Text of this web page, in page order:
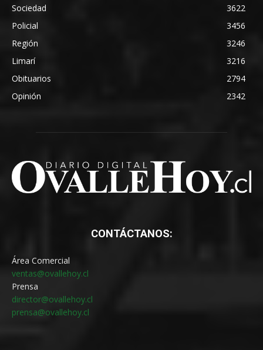
Sociedad
3622
Policial
3456
Región
3246
Limarí
3216
Obituarios
2794
Opinión
2342
CONTÁCTANOS:
Área Comercial
ventas@ovallehoy.cl
Prensa
director@ovallehoy.cl
prensa@ovallehoy.cl